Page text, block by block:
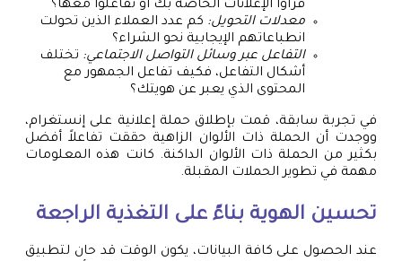
قرأوا الإعلانات الخاصة بك أو تفاعلوا معها؟
معدلات التحويل: كم عدد العملاء الذين تحولت
انطباعاتهم الإيجابية نحو الشراء؟
التفاعل عبر وسائل التواصل الاجتماعي: تختلف
أشكال التفاعل، فكيف تفاعل الجمهور مع
المحتوى الذي يعبر عن هويتك؟
في تجربة سابقة، قمت بإطلاق حملة إعلانية على إنستغرام،
ووجدت أن الحملة ذات الألوان الزاهية حققت تفاعلاً أفضل
بكثير من الحملة ذات الألوان الداكنة. كانت هذه المعلومات
مهمة في تطوير الحملات المقبلة.
تحسين الهوية بناءً على التغذية الراجعة
عند الحصول على كافة البيانات، يكون الوقت قد حان لتطبيق